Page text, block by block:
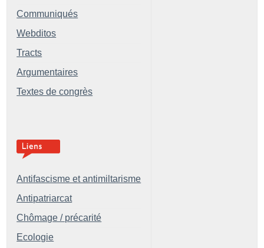
Communiqués
Webditos
Tracts
Argumentaires
Textes de congrès
Antifascisme et antimiltarisme
Antipatriarcat
Chômage / précarité
Ecologie